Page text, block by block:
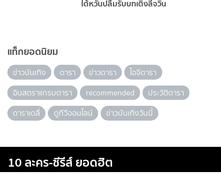
ไต้หวันปลื้มรับบทเติ้งลี่จวิน
แท็กยอดนิยม
ข่าวบันเทิง ดารา ข่าวดารา
ไอจีดารา
อินสตราแกรมดารา
recommended
ประวัติดารา
ดาราเดลี่
ดูทีวีออนไลน์ ข่าวบันเทิงวันนี้
10 ละคร-ซีรีส์ ยอดฮิต